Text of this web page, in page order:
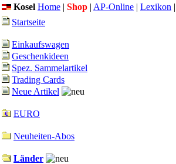
Kosel Home | Shop | AP-Online | Lexikon |
Startseite
Einkaufswagen
Geschenkideen
Spez. Sammelartikel
Trading Cards
Neue Artikel
EURO
Neuheiten-Abos
Länder